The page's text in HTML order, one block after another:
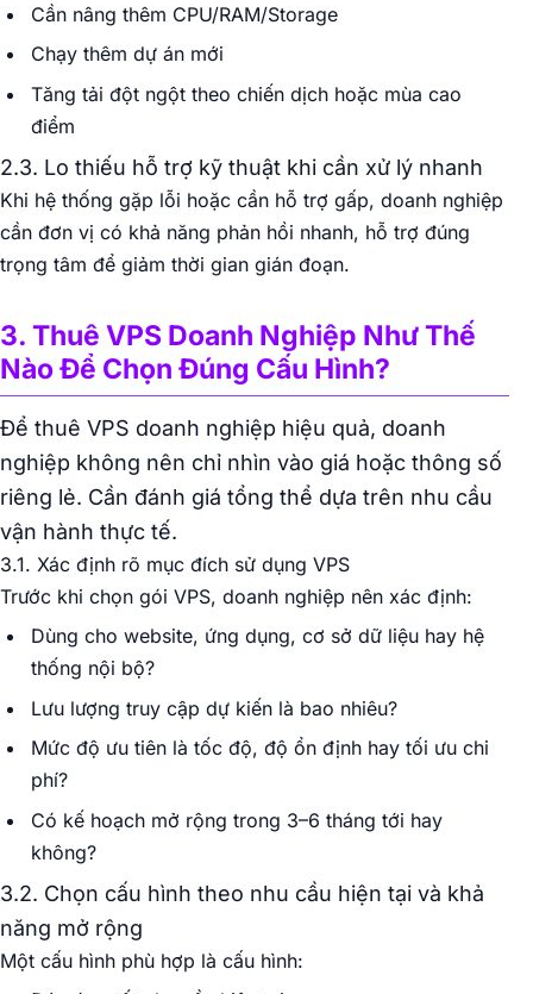
Cần nâng thêm CPU/RAM/Storage
Chạy thêm dự án mới
Tăng tải đột ngột theo chiến dịch hoặc mùa cao
điểm
2.3. Lo thiếu hỗ trợ kỹ thuật khi cần xử lý nhanh
Khi hệ thống gặp lỗi hoặc cần hỗ trợ gấp, doanh nghiệp
cần đơn vị có khả năng phản hồi nhanh, hỗ trợ đúng
trọng tâm để giảm thời gian gián đoạn.
3. Thuê VPS Doanh Nghiệp Như Thế
Nào Để Chọn Đúng Cấu Hình?
Để thuê VPS doanh nghiệp hiệu quả, doanh
nghiệp không nên chỉ nhìn vào giá hoặc thông số
riêng lẻ. Cần đánh giá tổng thể dựa trên nhu cầu
vận hành thực tế.
3.1. Xác định rõ mục đích sử dụng VPS
Trước khi chọn gói VPS, doanh nghiệp nên xác định:
Dùng cho website, ứng dụng, cơ sở dữ liệu hay hệ
thống nội bộ?
Lưu lượng truy cập dự kiến là bao nhiêu?
Mức độ ưu tiên là tốc độ, độ ổn định hay tối ưu chi
phí?
Có kế hoạch mở rộng trong 3–6 tháng tới hay
không?
3.2. Chọn cấu hình theo nhu cầu hiện tại và khả
năng mở rộng
Một cấu hình phù hợp là cấu hình: